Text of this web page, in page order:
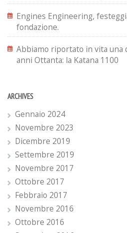
Engines Engineering,
fondazione.
Abbiamo riportato in vita una
anni Ottanta: la Katana 1100
ARCHIVES
Gennaio 2024
Novembre 2023
Dicembre 2019
Settembre 2019
Novembre 2017
Ottobre 2017
Febbraio 2017
Novembre 2016
Ottobre 2016